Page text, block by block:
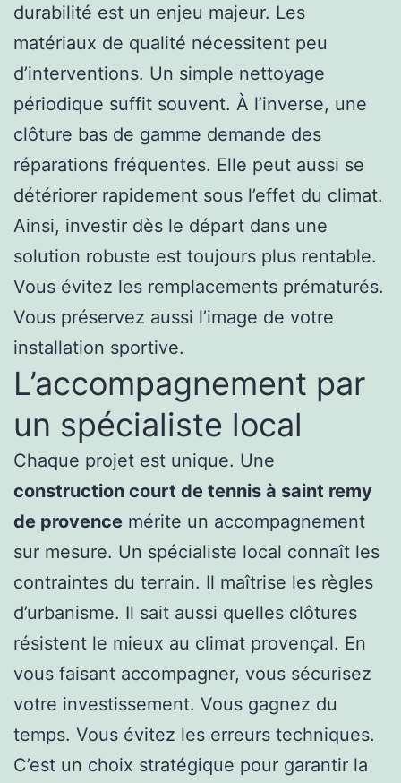
durabilité est un enjeu majeur. Les
matériaux de qualité nécessitent peu
d’interventions. Un simple nettoyage
périodique suffit souvent. À l’inverse, une
clôture bas de gamme demande des
réparations fréquentes. Elle peut aussi se
détériorer rapidement sous l’effet du climat.
Ainsi, investir dès le départ dans une
solution robuste est toujours plus rentable.
Vous évitez les remplacements prématurés.
Vous préservez aussi l’image de votre
installation sportive.
L’accompagnement par
un spécialiste local
Chaque projet est unique. Une
construction court de tennis à saint remy
de provence mérite un accompagnement
sur mesure. Un spécialiste local connaît les
contraintes du terrain. Il maîtrise les règles
d’urbanisme. Il sait aussi quelles clôtures
résistent le mieux au climat provençal. En
vous faisant accompagner, vous sécurisez
votre investissement. Vous gagnez du
temps. Vous évitez les erreurs techniques.
C’est un choix stratégique pour garantir la